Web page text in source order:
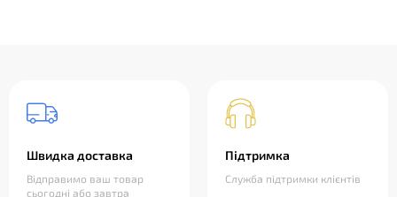
Швидка доставка
Відправимо ваш товар
сьогодні або завтра
Підтримка
Служба підтримки клієнтів